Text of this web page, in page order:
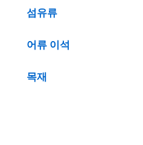
섬유류
어류 이석
목재